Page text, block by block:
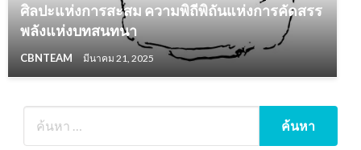
ศิลปะแห่งการสะสม ความพิถีพิถันแห่งการคัดสรร
พลังแห่งบทสนทนา
CBNTEAM มีนาคม 21, 2025